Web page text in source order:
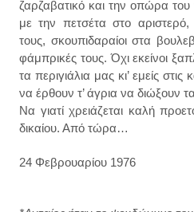
ζαρζαβατικό και την οπώρα του
με την πετσέτα στο
τους, σκουπιδαραίοι στα
φάμπρικές τους. Όχι εκείνοι
τα περιγιάλια μας κι’ εμείς
να έρθουν τ’ άγρια να διώξουν
Να γιατί χρειάζεται καλή
δικαίου. Από τώρα…
24 Φεβρουαρίου 1976